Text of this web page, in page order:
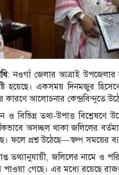
: নওগাঁ জেলার আত্রাই উপজেলার
হয়েছে। একসময় দিনমজুর
কারণে আলোচনার কেন্দ্রবিন্দুতে
ও বিভিন্ন তথ্য-উপাত্ত
অসচ্ছল থাকা জলিলের
ফলে প্রশ্ন উঠেছে—স্বল্প সময়ের
তথ্যানুযায়ী, জলিলের নামে ও
পাওয়া গেছে। এর মধ্যে রয়েছে